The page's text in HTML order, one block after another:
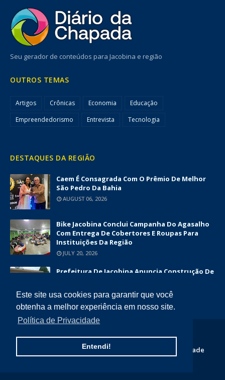
Este site usa cookies para garantir que você
obtenha a melhor experiência em nosso site.
Política de Privacidade
Entendi!
Seu gerador de conteúdos para Jacobina e região
OUTROS TEMAS
Artigos Crônicas Economia
Educação
Empreendedorismo
Entrevista Tecnologia
DESTAQUES DA REGIÃO
Caem É Consagrada Com O Prêmio De Melhor
São Pedro Da Bahia
AUGUST 06, 2026
Bike Jacobina Conclui Campanha Do Agasalho
Com Entrega De Cobertores E Roupas Para
Instituições Da Região
JULY 20, 2026
Prefeitura De Jacobina Anuncia Construção De
JUNE 12, 2026
Quem Somos Contato
Politica de Privacidade